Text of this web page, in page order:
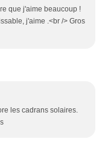
que j'aime beaucoup !
j'aime .<br /> Gros
les cadrans solaires.